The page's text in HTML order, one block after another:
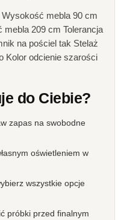
mebla 90 cm
mebla 209 cm Tolerancja
na pościel tak Stelaż
Kolor odcienie szarości
do Ciebie?
zapas na swobodne
oświetleniem w
wszystkie opcje
próbki przed finalnym